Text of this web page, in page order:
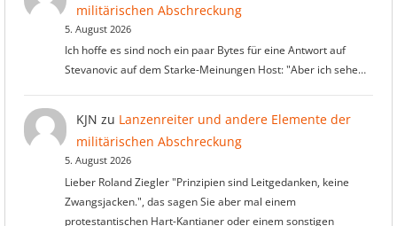
militärischen Abschreckung
5. August 2026
Ich hoffe es sind noch ein paar Bytes für eine Antwort auf
Stevanovic auf dem Starke-Meinungen Host: "Aber ich sehe…
KJN zu Lanzenreiter und andere Elemente der
militärischen Abschreckung
5. August 2026
Lieber Roland Ziegler "Prinzipien sind Leitgedanken, keine
Zwangsjacken.", das sagen Sie aber mal einem
protestantischen Hart-Kantianer oder einem sonstigen